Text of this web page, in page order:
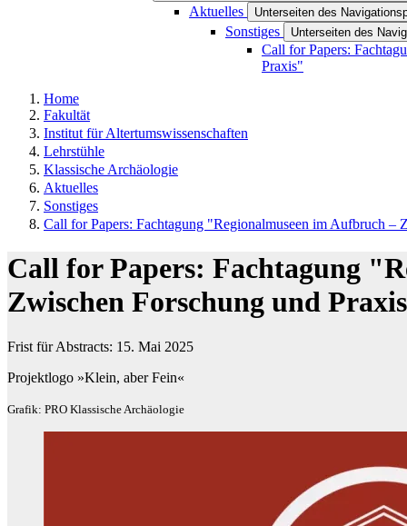
Aktuelles Unterseiten des
Sonstiges Unterseiten des
Call for Papers:
Praxis"
Home
Fakultät
Institut für Altertumswissenschaften
Lehrstühle
Klassische Archäologie
Aktuelles
Sonstiges
Call for Papers: Fachtagung "Regionalmuseen im Aufbruch –
Call for Papers: Fachtagung
Zwischen Forschung und
Frist für Abstracts: 15. Mai 2025
Projektlogo »Klein, aber Fein«
Grafik: PRO Klassische Archäologie